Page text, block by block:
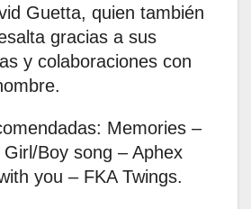
Guetta, quien también
gracias a sus
y colaboraciones con
Memories –
Boy song – Aphex
you – FKA Twings.